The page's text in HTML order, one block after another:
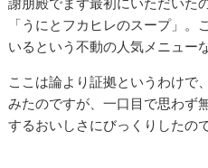
「うにとフカヒレのスープ」
いるという不動の人気メニュー
ここは論より証拠というわけで
みたのですが、一口目で思わず
するおいしさにびっくりしたの